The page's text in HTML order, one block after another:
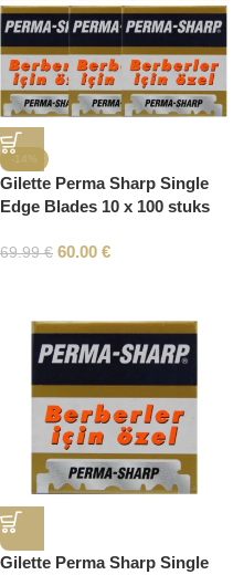
-14%
Gilette Perma Sharp Single
Edge Blades 10 x 100 stuks
69.99€ 60.00 €
Gilette Perma Sharp Single